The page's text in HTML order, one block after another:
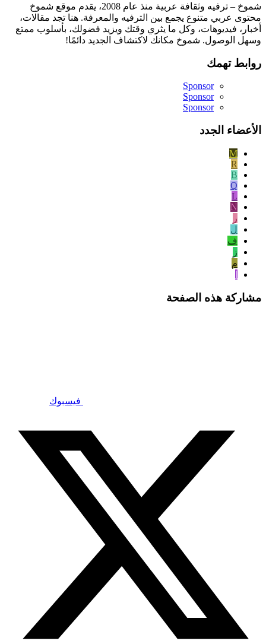
شموخ – ترفيه وثقافة عربية منذ عام 2008، يقدم موقع شموخ
محتوى عربي متنوع يجمع بين الترفيه والمعرفة. هنا تجد مقالات،
أخبار، فيديوهات، وكل ما يثري وقتك ويزيد فضولك، بأسلوب ممتع
وسهل الوصول. شموخ مكانك لاكتشاف الجديد دائمًا!
روابط تهمك
Sponsor
Sponsor
Sponsor
الأعضاء الجدد
M
R
B
Q
L
N
ر
ل
ف
ز
م
مشاركة هذه الصفحة
فيسبوك